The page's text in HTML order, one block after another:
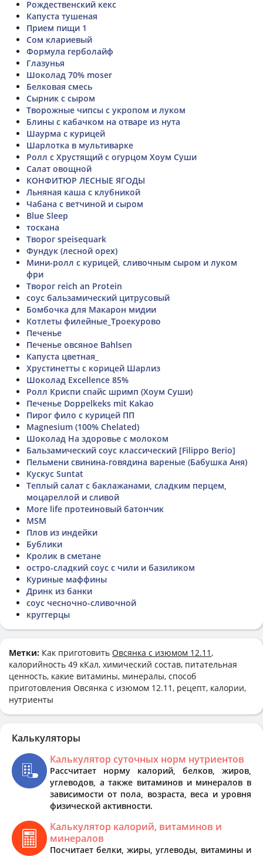
Рождественский кекс
Капуста тушеная
Прием пищи 1
Сом клариевый
Формула герболайф
Глазунья
Шоколад 70% moser
Белковая смесь
Сырник с сыром
Творожные чипсы с укропом и луком
Блины с кабачком на отваре из нута
Шаурма с курицей
Шарлотка в мультиварке
Ролл с Хрустящий с огурцом Хоум Суши
Салат овощной
КОНФИТЮР ЛЕСНЫЕ ЯГОДЫ
Льняная каша с клубникой
Чабана с ветчиной и сыром
Blue Sleep
тоскана
Творог speisequark
Фундук (лесной орех)
Мини-ролл с курицей, сливочным сыром и луком
фри
Творог reich an Protein
соус бальзамический цитрусовый
Бомбочка для Макарон мидии
Котлеты филейные_Троекурово
Печенье
Печенье овсяное Bahlsen
Капуста цветная_
Хрустинетты с корицей Шарлиз
Шоколад Excellence 85%
Ролл Криспи спайс шримп (Хоум Суши)
Печенье Doppelkeks mit Kakao
Пирог фило с курицей ПП
Magnesium (100% Chelated)
Шоколад На здоровье с молоком
Бальзамический соус классический [Filippo Berio]
Пельмени свинина-говядина вареные (Бабушка Аня)
Кускус Suntat
Теплый салат с баклажанами, сладким перцем,
моцареллой и сливой
More life протеиновый батончик
MSM
Плов из индейки
Бублики
Кролик в сметане
остро-сладкий соус с чили и базиликом
Куриные маффины
Дринк из банки
соус чесночно-сливочной
круггерцы
Метки: Как приготовить Овсянка с изюмом 12.11 ,
калорийность 49 кКал, химический состав, питательная
ценность, какие витамины, минералы, способ
приготовления Овсянка с изюмом 12.11, рецепт, калории,
нутриенты
Калькуляторы
Калькулятор суточных норм нутриентов
Рассчитает норму калорий, белков, жиров,
углеводов, а также витаминов и минералов в
зависимости от пола, возраста, веса и уровня
физической активности.
Калькулятор калорий, витаминов и
минералов
Посчитает белки, жиры, углеводы, витамины и